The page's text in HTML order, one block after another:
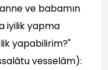
ve babamın
iyilik yapma
yapabilirim?"
vesselâm):